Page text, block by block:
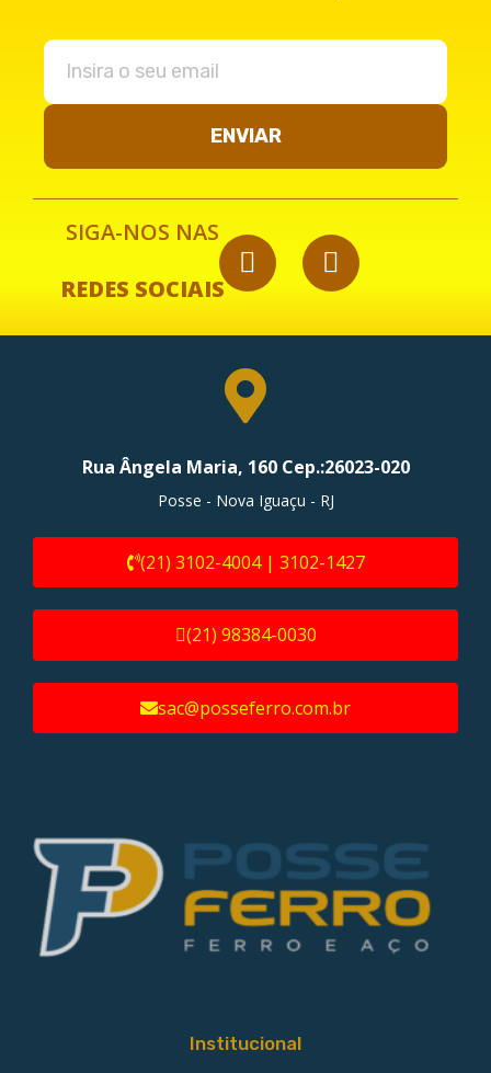
ENVIAR
SIGA-NOS NAS
REDES SOCIAIS
Rua Ângela Maria, 160 Cep.:26023-020
Posse - Nova Iguaçu - RJ
(21) 3102-4004 | 3102-1427
(21) 98384-0030
sac@posseferro.com.br
Institucional